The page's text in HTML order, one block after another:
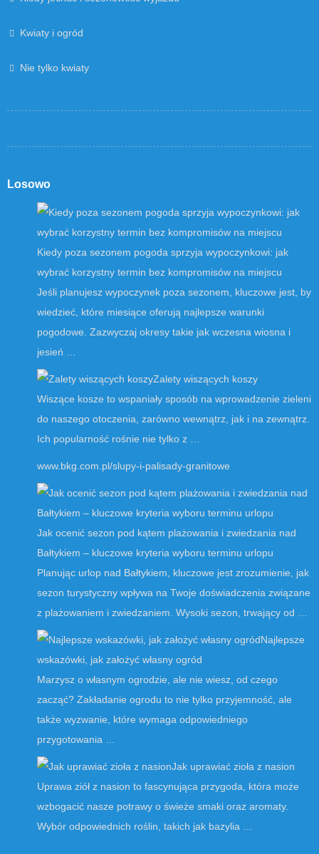
Kwiaty i ogród
Nie tylko kwiaty
Losowo
Kiedy poza sezonem pogoda sprzyja wypoczynkowi: jak
wybrać korzystny termin bez kompromisów na miejscu
Jeśli planujesz wypoczynek poza sezonem, kluczowe jest, by
wiedzieć, które miesiące oferują najlepsze warunki
pogodowe. Zazwyczaj okresy takie jak wczesna wiosna i
jesień …
Zalety wiszących koszy
Wiszące kosze to wspaniały sposób na wprowadzenie zieleni
do naszego otoczenia, zarówno wewnątrz, jak i na zewnątrz.
Ich popularność rośnie nie tylko z …
www.bkg.com.pl/slupy-i-palisady-granitowe
Jak ocenić sezon pod kątem plażowania i zwiedzania nad
Bałtykiem – kluczowe kryteria wyboru terminu urlopu
Planując urlop nad Bałtykiem, kluczowe jest zrozumienie, jak
sezon turystyczny wpływa na Twoje doświadczenia związane
z plażowaniem i zwiedzaniem. Wysoki sezon, trwający od …
Najlepsze
wskazówki, jak założyć własny ogród
Marzysz o własnym ogrodzie, ale nie wiesz, od czego
zacząć? Zakładanie ogrodu to nie tylko przyjemność, ale
także wyzwanie, które wymaga odpowiedniego
przygotowania …
Jak uprawiać zioła z nasion
Uprawa ziół z nasion to fascynująca przygoda, która może
wzbogacić nasze potrawy o świeże smaki oraz aromaty.
Wybór odpowiednich roślin, takich jak bazylia …